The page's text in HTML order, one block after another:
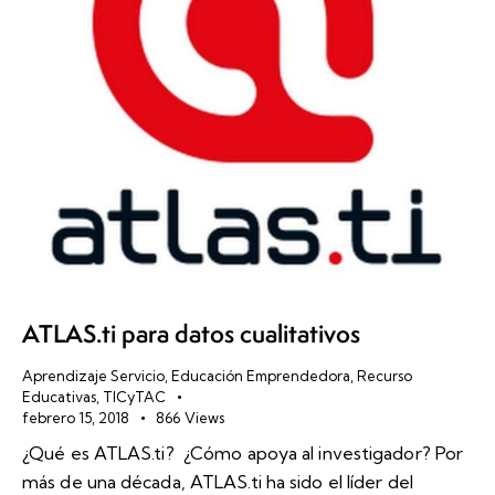
ATLAS.ti para datos cualitativos
Aprendizaje Servicio Educación Emprendedora Recurso
Educativas TICyTAC
febrero 15, 2018
866 Views
¿Qué es ATLAS.ti? ¿Cómo apoya al investigador? Por
más de una década, ATLAS.ti ha sido el líder del